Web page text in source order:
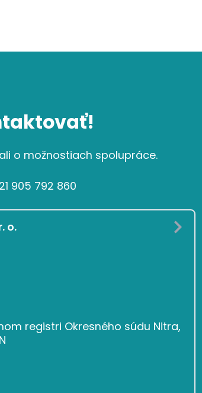
o možnostiach spolupráce.
905 792 860
o.
registri Okresného súdu Nitra,